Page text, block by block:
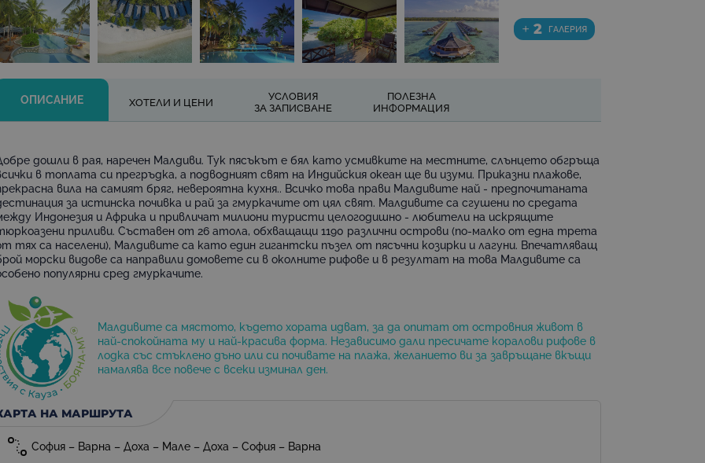
+ 2 ГАЛЕРИЯ
ОПИСАНИЕ ХОТЕЛИ И ЦЕНИ
УСЛОВИЯ
ЗА ЗАПИСВАНЕ
ПОЛЕЗНА
ИНФОРМАЦИЯ
дошли в рая, наречен Малдиви. Тук пясъкът е бял като усмивките на местните, слънцето обгръща
в топлата си прегръдка, а подводният свят на Индийския океан ще ви изуми. Приказни плажове,
вила на самият бряг, невероятна кухня.. Всичко това прави Малдивите най - предпочитаната
за истинска почивка и рай за гмуркачите от цял свят. Малдивите са сгушени по средата
Индонезия и Африка и привличат милиони туристи целогодишно - любители на искрящите
приливи. Съставен от 26 атола, обхващащи 1190 различни острови (по-малко от една трета
тях са населени), Малдивите са като един гигантски пъзел от пясъчни козирки и лагуни. Впечатляващ
морски видове са направили домовете си в околните рифове и в резултат на това Малдивите са
популярни сред гмуркачите.
Малдивите са мястото, където хората идват, за да опитат от островния живот в
най-спокойната му и най-красива форма. Независимо дали пресичате коралови рифове в
лодка със стъклено дъно или си почивате на плажа, желанието ви за завръщане вкъщи
намалява все повече с всеки изминал ден.
НА МАРШРУТА
София – Варна – Доха – Мале – Доха – София – Варна